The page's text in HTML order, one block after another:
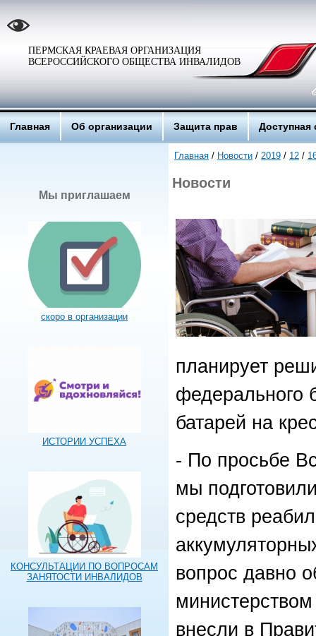
ПЕРМСКАЯ КРАЕВАЯ ОРГАНИЗАЦИЯ
ВСЕРОССИЙСКОГО ОБЩЕСТВА ИНВАЛИДОВ
Главная Об организации Защита прав Доступная
Мы приглашаем
скоро в организации
ИСТОРИИ УСПЕХА
КОНСУЛЬТАЦИИ ПО ВОПРОСАМ
ЗАНЯТОСТИ ИНВАЛИДОВ
Главная / Новости / 2019 / 12 /
Новости
планирует
федерального
батарей на
- По просьбе
мы
средств
вопрос давно
внесли в